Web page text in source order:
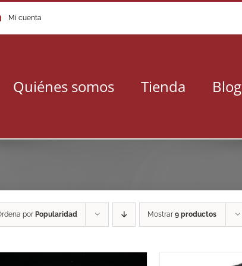
Mi cuenta
Quiénes somos Tienda Blog
por Popularidad Mostrar 9 productos